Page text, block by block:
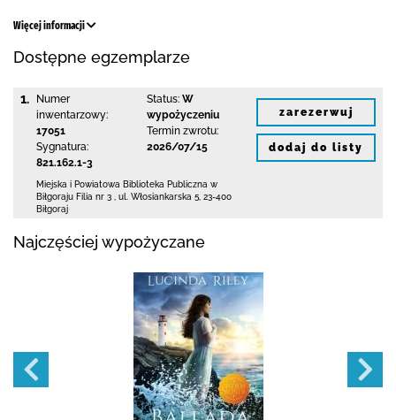
Więcej informacji
Dostępne egzemplarze
1.
Numer
inwentarzowy:
17051
Sygnatura:
821.162.1-3
Status: W
wypożyczeniu
Termin zwrotu:
2026/07/15
Miejska i Powiatowa Biblioteka Publiczna w
Biłgoraju Filia nr 3
ul. Włosiankarska 5 23-400
Biłgoraj
zarezerwuj
dodaj do listy
Najczęściej wypożyczane